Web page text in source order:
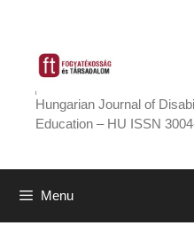
content
Hungarian Journal of
Education – HU ISSN
Menu